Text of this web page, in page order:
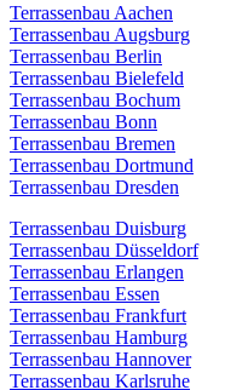
Terrassenbau Aachen
Terrassenbau Augsburg
Terrassenbau Berlin
Terrassenbau Bielefeld
Terrassenbau Bochum
Terrassenbau Bonn
Terrassenbau Bremen
Terrassenbau Dortmund
Terrassenbau Dresden
Terrassenbau Duisburg
Terrassenbau Düsseldorf
Terrassenbau Erlangen
Terrassenbau Essen
Terrassenbau Frankfurt
Terrassenbau Hamburg
Terrassenbau Hannover
Terrassenbau Karlsruhe